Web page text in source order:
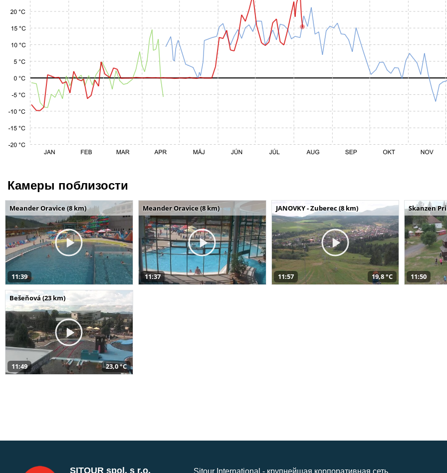
Камеры поблизости
Meander Oravice (8 km)
11:39
Meander Oravice (8 km)
11:37
JANOVKY - Zuberec (8 km)
11:57 19,8 °C
Skanzen
11:50
Bešeňová (23 km)
11:49 23,0 °C
SITOUR spol. s r.o.